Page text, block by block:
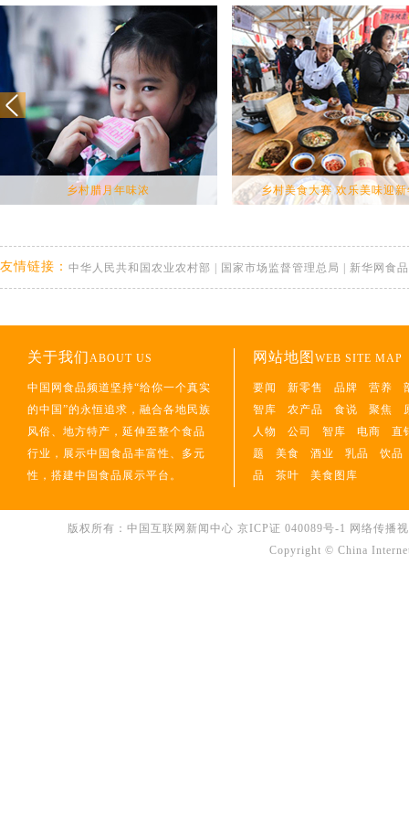
乡村腊月年味浓 乡村美食大赛 欢乐美味迎
友情链接： 中华人民共和国农业农村部 国家市场监督管理总局 新华网食品
关于我们ABOUT US
中国网食品频道坚持“给你一个真实
的中国”的永恒追求，融合各地民族
风俗、地方特产，延伸至整个食品
行业，展示中国食品丰富性、多元
性，搭建中国食品展示平台。
网站地图 WEB SITE MAP
要闻 新零售 品牌 营养
智库
农产品 食说 聚焦
人物
公司 智库 电商
直
题
美食 酒业 乳品
饮品
品
茶叶 美食图库
版权所有：中国互联网新闻中心 京ICP证 040089号-1 网络传播
Copyright © China